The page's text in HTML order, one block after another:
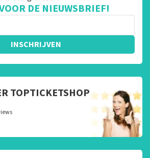
DE NIEUWSBRIEF!
INSCHRIJVEN
TOPTICKETSHOP